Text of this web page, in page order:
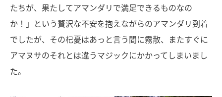
たちが、果たしてアマンダリで満足できるものなの
か！」という贅沢な不安を抱えながらのアマンダリ到着
でしたが、その杞憂はあっと言う間に霧散、またすぐに
アマヌサのそれとは違うマジックにかかってしまいまし
た。